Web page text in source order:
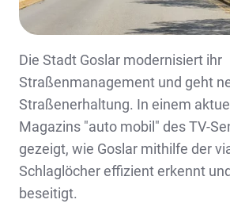
Die Stadt Goslar modernisiert ihr
Straßenmanagement und geht
Straßenerhaltung. In einem
Magazins "auto mobil" des TV-
gezeigt, wie Goslar mithilfe der
Schlaglöcher effizient erkennt
beseitigt.